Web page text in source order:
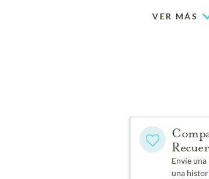
VER MÁS
Envíe
una